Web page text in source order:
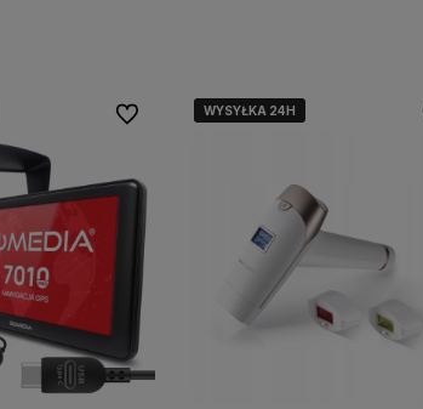
Do ulubionychWYSYŁKA 24H
WYSYŁKA 24H
WYSYŁKA 24H